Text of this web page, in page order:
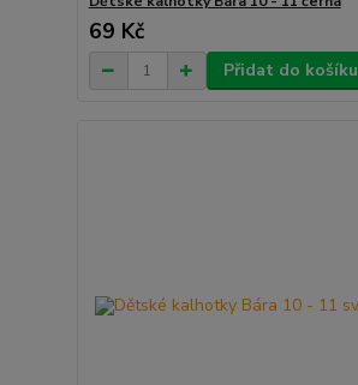
69 Kč
Přidat do košíku